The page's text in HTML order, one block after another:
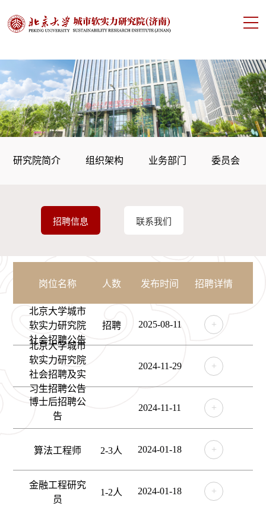
研究院简介 组织架构 业务部门 委员会
招聘信息 联系我们
岗位名称 人数 发布时间 招聘详情
北京大学城市
软实力研究院
社会招聘公告
招聘 2025-08-11 +
北京大学城市
软实力研究院
社会招聘及实
习生招聘公告
2024-11-29 +
博士后招聘公
告
2024-11-11 +
算法工程师 2-3人 2024-01-18 +
金融工程研究
员
1-2人 2024-01-18 +